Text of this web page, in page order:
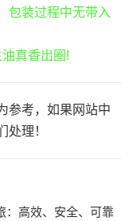
包装过程中无带入
真香出圈!
参考，如果网站中
处理！
：高效、安全、可靠